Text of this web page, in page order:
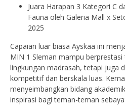
Juara Harapan 3 Kategori C
Fauna oleh Galeria Mall x
2025
Capaian luar biasa Ayskaa ini
MIN 1 Sleman mampu
lingkungan madrasah, tetapi juga
kompetitif dan berskala luas.
menyeimbangkan bidang
inspirasi bagi teman-teman